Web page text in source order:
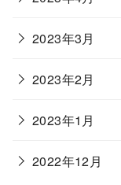
2023年3月
2023年2月
2023年1月
2022年12月